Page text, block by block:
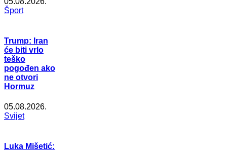
Šport
Trump: Iran
će biti vrlo
teško
pogođen ako
ne otvori
Hormuz
05.08.2026.
Svijet
Luka Mišetić: